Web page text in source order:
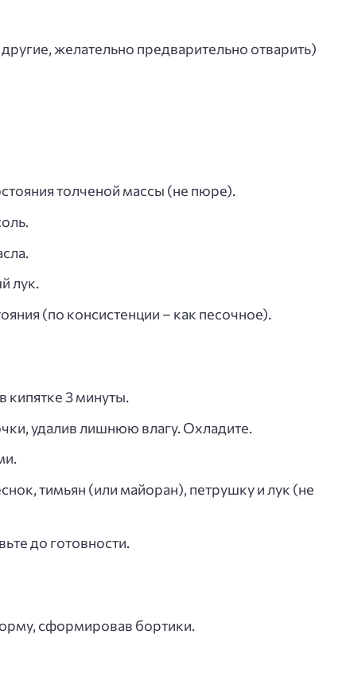
желательно предварительно отварить)
толченой массы (не пюре).
лук.
(по консистенции – как песочное).
3 минуты.
удалив лишнюю влагу. Охладите.
тимьян (или майоран), петрушку и лук (не
до готовности.
сформировав бортики.